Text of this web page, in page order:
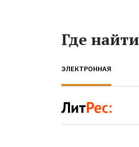
Где найти
ЭЛЕКТРОННАЯ